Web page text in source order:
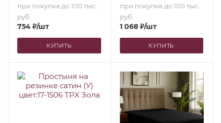
при покупке до 100 тыс.
руб.
754 ₽/шт
КУПИТЬ
при покупке до 100 тыс.
руб.
1 068₽/шт
КУПИТЬ